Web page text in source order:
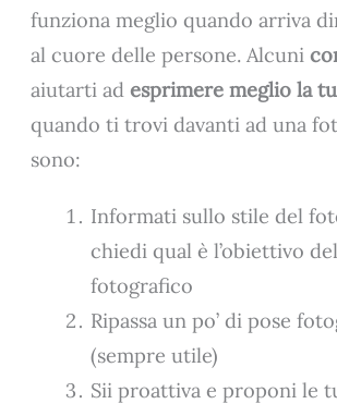
funziona meglio quando arriva
al cuore delle persone. Alcuni
aiutarti adesprimere meglio la
quando ti trovi davanti ad una
sono:
Informati sullo stile del
chiedi qual è l’obiettivo
fotografico
Ripassa un po’ di pose
(sempre utile)
Sii proattiva e proponi le